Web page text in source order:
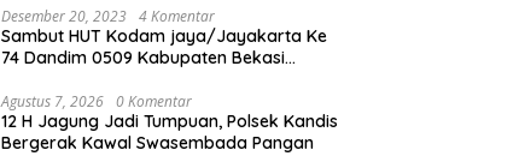
Desember 20, 2023 4 Komentar
Sambut HUT Kodam jaya/Jayakarta Ke
74 Dandim 0509 Kabupaten Bekasi
Yatim-Piatu
Agustus 7, 2026 0 Komentar
12 H Jagung Jadi Tumpuan, Polsek Kandis
Bergerak Kawal Swasembada Pangan